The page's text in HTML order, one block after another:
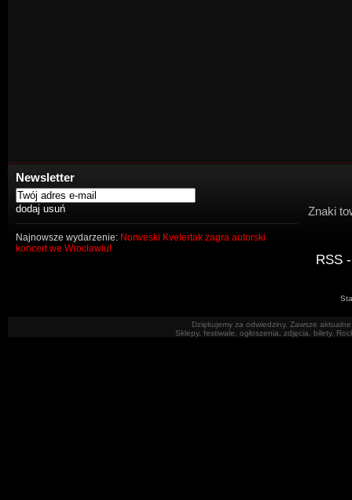
Newsletter
Najnowsze wydarzenie: Norweski Kvelertak zagra autorski
koncert we Wrocławiu!
Znaki
RSS
Dziękujemy za odwiedziny. Zawsze
Sklepy, festiwale, ogłoszenia, zdjęcia, bilety.